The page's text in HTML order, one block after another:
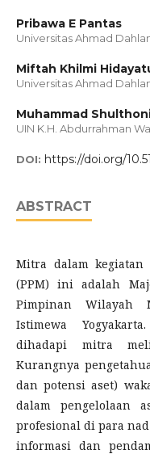
Pribawa E Pantas
Universitas Ahmad
Miftah Khilmi
Universitas Ahmad
Muhammad
UIN K.H. Abdurrahman
DOI: https://doi.org/
ABSTRACT
Mitra dalam kegiatan
(PPM) ini adalah
Pimpinan Wilayah
Istimewa
dihadapi mitra
Kurangnya
dan potensi aset)
dalam pengelolaan
profesional di para
informasi dan